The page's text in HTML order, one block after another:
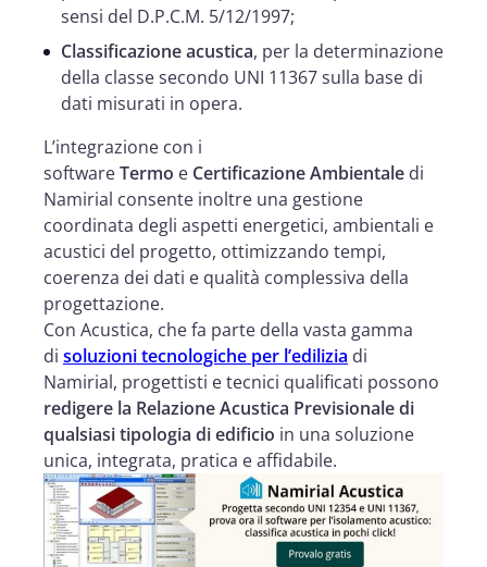
sensi del D.P.C.M. 5/12/1997;
Classificazione acustica, per la determinazione
della classe secondo UNI 11367 sulla base di
dati misurati in opera.
L’integrazione con i
softwareTermo e Certificazione Ambientale di
Namirial consente inoltre una gestione
coordinata degli aspetti energetici, ambientali e
acustici del progetto, ottimizzando tempi,
coerenza dei dati e qualità complessiva della
progettazione.
Con Acustica, che fa parte della vasta gamma
di soluzioni tecnologiche per l’edilizia di
Namirial, progettisti e tecnici qualificati possono
redigere la Relazione Acustica Previsionale di
qualsiasi tipologia di edificio in una soluzione
unica, integrata, pratica e affidabile.